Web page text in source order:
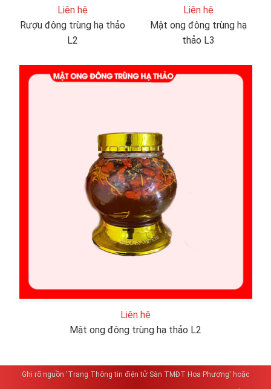
Liên hệ
Rượu đông trùng hạ thảo
L2
Liên hệ
Mật ong đông trùng hạ
thảo L3
Liên hệ
Mật ong đông trùng hạ thảo L2
Ghi rõ nguồn 'Trang Thông tin điện tử Sàn TMĐT Hoa Phượng' hoặc